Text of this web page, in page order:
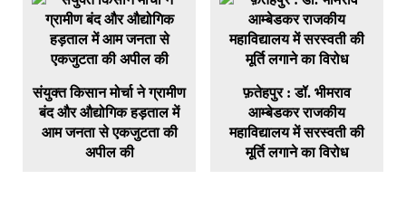
संयुक्त किसान मोर्चा ने ग्रामीण
बंद और औद्योगिक हड़ताल में
आम जनता से एकजुटता की
अपील की
फ़तेहपुर : डॉ. भीमराव
आम्बेडकर राजकीय
महाविद्यालय में सरस्वती की
मूर्ति लगाने का विरोध